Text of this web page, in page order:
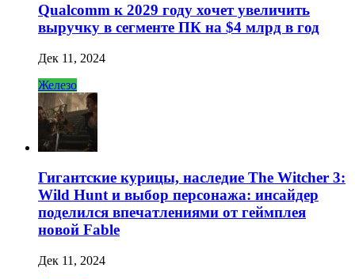
Qualcomm к 2029 году хочет увеличить
выручку в сегменте ПК на $4 млрд в год
Дек 11, 2024
Железо
Гигантские курицы, наследие The Witcher 3:
Wild Hunt и выбор персонажа: инсайдер
поделился впечатлениями от геймплея
новой Fable
Дек 11, 2024